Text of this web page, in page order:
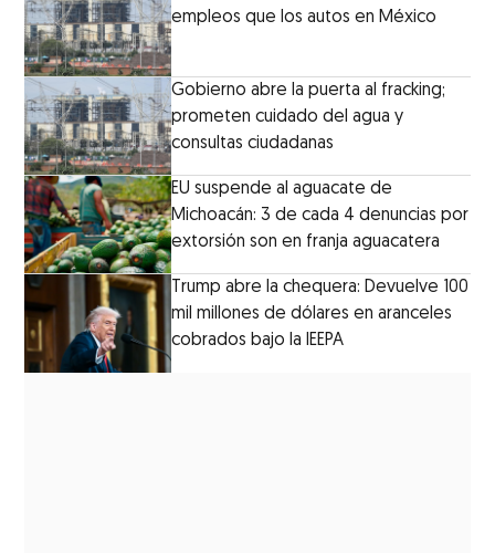
empleos que los autos en México
Gobierno abre la puerta al fracking;
prometen cuidado del agua y
consultas ciudadanas
EU suspende al aguacate de
Michoacán: 3 de cada 4 denuncias por
extorsión son en franja aguacatera
Trump abre la chequera: Devuelve 100
mil millones de dólares en aranceles
cobrados bajo la IEEPA